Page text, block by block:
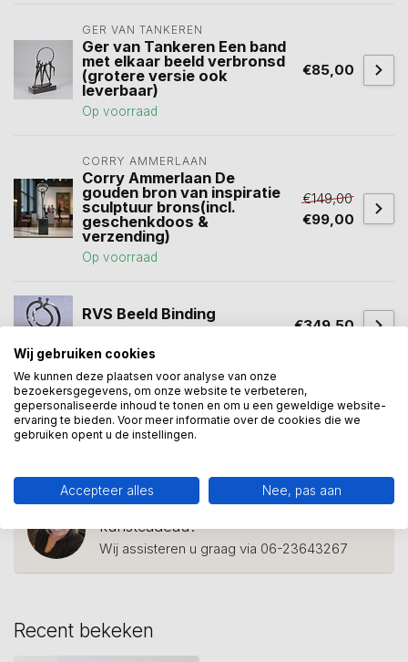
GER VAN TANKEREN
Ger van Tankeren Een band
met elkaar beeld verbronsd
(grotere versie ook
leverbaar)
Op voorraad
€85,00
CORRY AMMERLAAN
Corry Ammerlaan De
gouden bron van inspiratie
sculptuur brons(incl.
geschenkdoos &
verzending)
Op voorraad
€149,00
€99,00
RVS Beeld Binding
€349,50
cadeau met betekenis(5) cirkel van het leven(1)
verbinding en groei
Heeft u een vraag over dit
kunstcadeau?
Wij assisteren u graag via 06-23643267
Recent bekeken
Wij gebruiken cookies
We kunnen deze plaatsen voor analyse van onze
bezoekersgegevens, om onze website te verbeteren,
gepersonaliseerde inhoud te tonen en om u een geweldige website-
ervaring te bieden. Voor meer informatie over de cookies die we
gebruiken opent u de instellingen.
Accepteer alles Nee, pas aan